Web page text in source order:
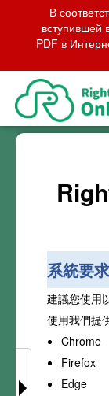
В
вступившей
PDF в
系統要求
建議您使用
使用我們提
Chrome
Firefox
Edge